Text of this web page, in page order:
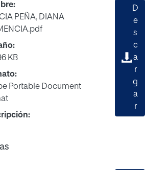
PEÑA, DIANA
KB
Portable Document
D
e
s
c
a
r
g
a
r